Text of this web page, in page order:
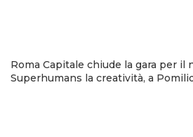
Roma Capitale chiude la gara per il
Superhumans la creatività, a